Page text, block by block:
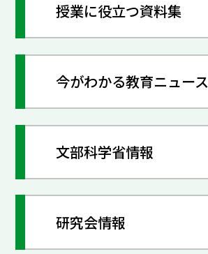
授業に役立つ資料集
今がわかる教育ニュース
文部科学省情報
研究会情報